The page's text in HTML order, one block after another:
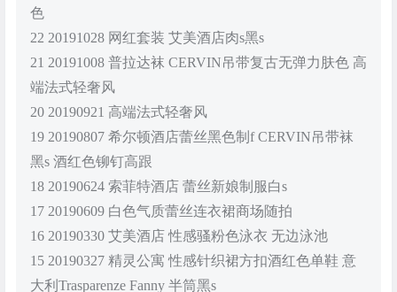
色
22 20191028 网红套装 艾美酒店肉s黑s
21 20191008 普拉达袜 CERVIN吊带复古无弹力肤色 高
端法式轻奢风
20 20190921 高端法式轻奢风
19 20190807 希尔顿酒店蕾丝黑色制f CERVIN吊带袜
黑s 酒红色铆钉高跟
18 20190624 索菲特酒店 蕾丝新娘制服白s
17 20190609 白色气质蕾丝连衣裙商场随拍
16 20190330 艾美酒店 性感骚粉色泳衣 无边泳池
15 20190327 精灵公寓 性感针织裙方扣酒红色单鞋 意
大利Trasparenze Fanny 半筒黑s